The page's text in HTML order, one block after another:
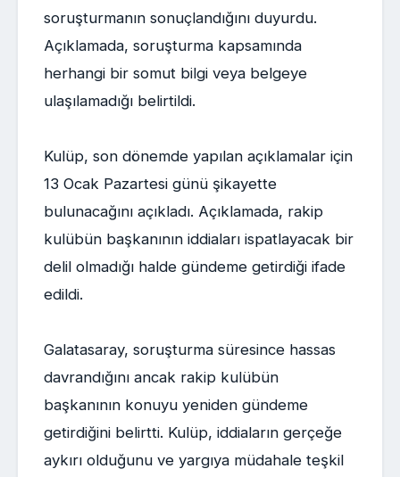
soruşturmanın sonuçlandığını duyurdu.
Açıklamada, soruşturma kapsamında
herhangi bir somut bilgi veya belgeye
ulaşılamadığı belirtildi.
Kulüp, son dönemde yapılan açıklamalar için
13 Ocak Pazartesi günü şikayette
bulunacağını açıkladı. Açıklamada, rakip
kulübün başkanının iddiaları ispatlayacak bir
delil olmadığı halde gündeme getirdiği ifade
edildi.
Galatasaray, soruşturma süresince hassas
davrandığını ancak rakip kulübün
başkanının konuyu yeniden gündeme
getirdiğini belirtti. Kulüp, iddiaların gerçeğe
aykırı olduğunu ve yargıya müdahale teşkil